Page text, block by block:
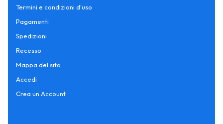
Termini e condizioni d'uso
Pagamenti
Spedizioni
Recesso
Mappa del sito
Accedi
Crea un Account